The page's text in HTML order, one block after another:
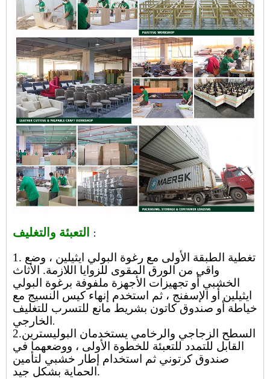
التعبئة والتغليف ：
1. تغطية الطبقة الأولى مع رغوة البولي ايثيلين ، وضع
واقي من الورق المقوى للزوايا اللازمة. الأثاث
الخشبي أو تجهيزات الأجهزة ملفوفة برغوة البولي
ايثيلين أو الإسفنج ، ثم استخدم إنهاء كيس النسيج مع
خياطة أو صندوق كاتون بشريط مانع للتسرب للتغليف
الخارجي .
2.السطح الزجاجي والرخامي يستخدمان البوليسترين
القابل للتمدد للتعبئة للخطوة الأولى ، ووضعهما في
صندوق كرتوني ثم استخدام إطار خشبي لتأمين
الحماية بشكل جيد.